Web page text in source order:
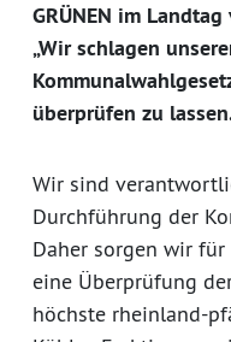
GRÜNEN im
„Wir schlagen
überprüfen zu
Wir sind
Durchführung der
Daher sorgen wir
eine Überprüfung
höchste rheinland-